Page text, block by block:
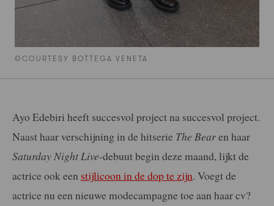
©COURTESY BOTTEGA VENETA
Ayo Edebiri heeft succesvol project na succesvol project.
Naast haar verschijning in de hitserie The Bearen haar
Saturday Night Live-debuut begin deze maand, lijkt de
actrice ook een stijlicoon in de dop te zijn. Voegt de
actrice nu een nieuwe modecampagne toe aan haar cv?